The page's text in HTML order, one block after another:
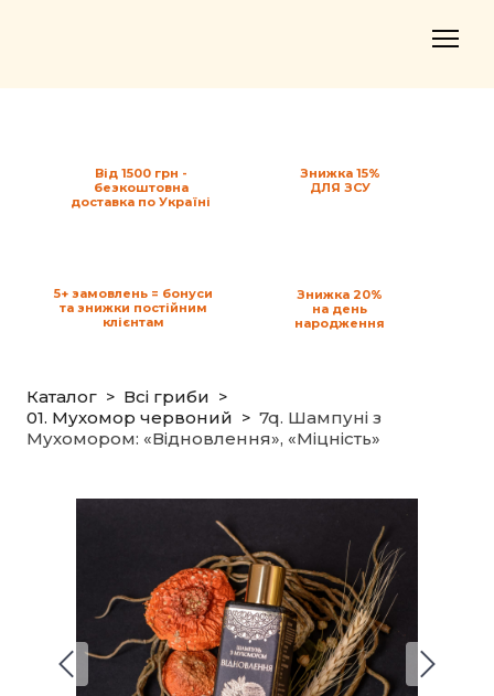
Знижка 15%
ДЛЯ ЗСУ
Від 1500 грн -
безкоштовна
доставка по Україні
5+ замовлень = бонуси
та знижки постійним
клієнтам
Знижка 20%
на день
народження
Каталог
Всі гриби
01. Мухомор червоний
7q. Шампуні з
Мухомором: «Відновлення», «Міцність»